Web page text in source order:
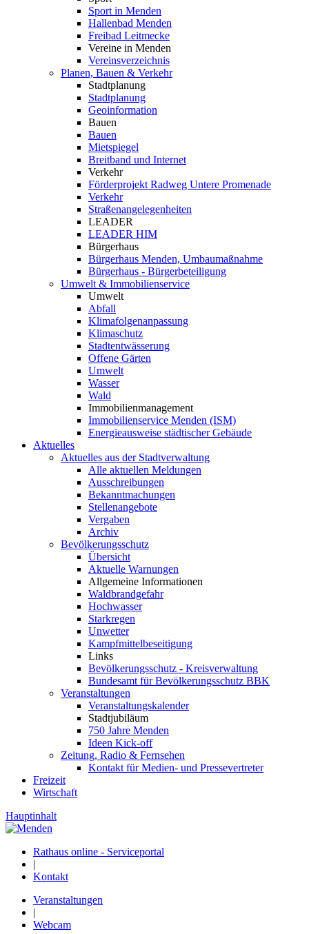
Sport in Menden
Hallenbad Menden
Freibad Leitmecke
Vereine in Menden
Vereinsverzeichnis
Planen, Bauen & Verkehr
Stadtplanung
Stadtplanung
Geoinformation
Bauen
Bauen
Mietspiegel
Breitband und Internet
Verkehr
Förderprojekt Radweg Untere Promenade
Verkehr
Straßenangelegenheiten
LEADER
LEADER HIM
Bürgerhaus
Bürgerhaus Menden, Umbaumaßnahme
Bürgerhaus - Bürgerbeteiligung
Umwelt & Immobilienservice
Umwelt
Abfall
Klimafolgenanpassung
Klimaschutz
Stadtentwässerung
Offene Gärten
Umwelt
Wasser
Wald
Immobilienmanagement
Immobilienservice Menden (ISM)
Energieausweise städtischer Gebäude
Aktuelles
Aktuelles aus der Stadtverwaltung
Alle aktuellen Meldungen
Ausschreibungen
Bekanntmachungen
Stellenangebote
Vergaben
Archiv
Bevölkerungsschutz
Übersicht
Aktuelle Warnungen
Allgemeine Informationen
Waldbrandgefahr
Hochwasser
Starkregen
Unwetter
Kampfmittelbeseitigung
Links
Bevölkerungsschutz - Kreisverwaltung
Bundesamt für Bevölkerungsschutz BBK
Veranstaltungen
Veranstaltungskalender
Stadtjubiläum
750 Jahre Menden
Ideen Kick-off
Zeitung, Radio & Fernsehen
Kontakt für Medien- und Pressevertreter
Freizeit
Wirtschaft
Hauptinhalt
Rathaus online - Serviceportal
|
Kontakt
Veranstaltungen
|
Webcam